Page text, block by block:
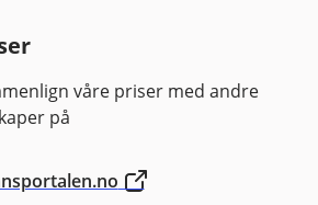
våre priser med andre
på